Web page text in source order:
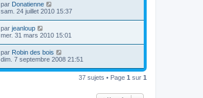
par Donatienne
sam. 24 juillet 2010 15:37
par jeanloup
mer. 31 mars 2010 15:01
par Robin des bois
dim. 7 septembre 2008 21:51
37 sujets • Page 1 sur 1